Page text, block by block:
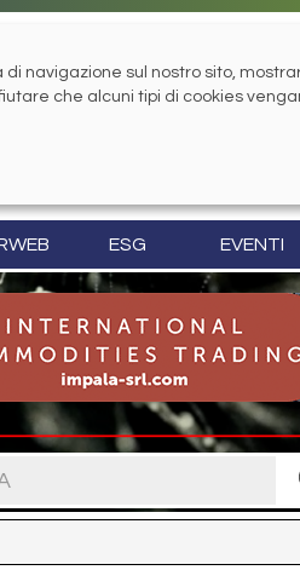
ESG EVENTI
navigazione sul nostro sito,
che alcuni tipi di cookies